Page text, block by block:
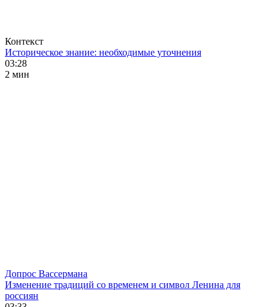
Контекст
Историческое знание: необходимые уточнения
03:28
2 мин
Допрос Вассермана
Изменение традиций со временем и символ Ленина для
россиян